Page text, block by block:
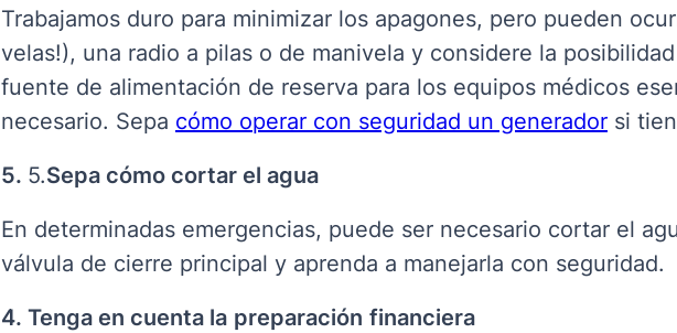
Trabajamos duro para minimizar los apagones, pero pueden
velas!), una radio a pilas o de manivela y considere la
fuente de alimentación de reserva para los equipos médicos
necesario. Sepa cómo operar con seguridad un generador si
5. 5.Sepa cómo cortar el agua
En determinadas emergencias, puede ser necesario cortar el
válvula de cierre principal y aprenda a manejarla con seguridad.
4. Tenga en cuenta la preparación financiera